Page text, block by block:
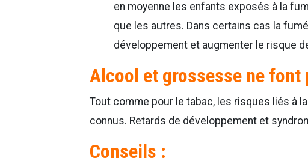
en moyenne les enfants exposés à la
que les autres. Dans certains cas la
développement et augmenter le risque
Alcool et grossesse ne font
Tout comme pour le tabac, les risques liés à
connus. Retards de développement et
Conseils :